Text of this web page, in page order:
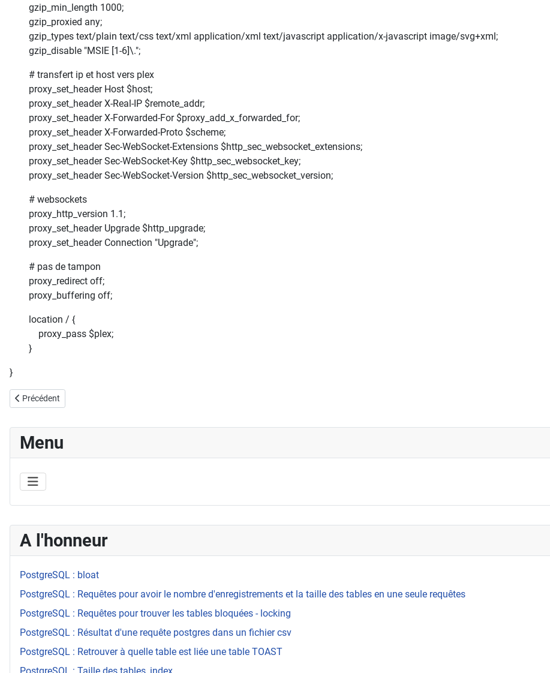
A l'honneur
PostgreSQL : bloat
PostgreSQL : Requêtes pour avoir le nombre d'enregistrements et la taille des tables en une seule requêtes
PostgreSQL : Requêtes pour trouver les tables bloquées - locking
PostgreSQL : Résultat d'une requête postgres dans un fichier csv
PostgreSQL : Retrouver à quelle table est liée une table TOAST
gzip_min_length 1000;
gzip_proxied any;
gzip_types text/plain text/css text/xml application/xml text/javascript application/x-javascript image/svg+xml;
gzip_disable "MSIE [1-6]\.";
# transfert ip et host vers plex
proxy_set_header Host $host;
proxy_set_header X-Real-IP $remote_addr;
proxy_set_header X-Forwarded-For $proxy_add_x_forwarded_for;
proxy_set_header X-Forwarded-Proto $scheme;
proxy_set_header Sec-WebSocket-Extensions $http_sec_websocket_extensions;
proxy_set_header Sec-WebSocket-Key $http_sec_websocket_key;
proxy_set_header Sec-WebSocket-Version $http_sec_websocket_version;
# websockets
proxy_http_version 1.1;
proxy_set_header Upgrade $http_upgrade;
proxy_set_header Connection "Upgrade";
# pas de tampon
proxy_redirect off;
proxy_buffering off;
location / {
proxy_pass $plex;
}
}
Article précédent : DSM : mettre les synology derièrre un reverse-proxy Nginx
Précédent
Menu